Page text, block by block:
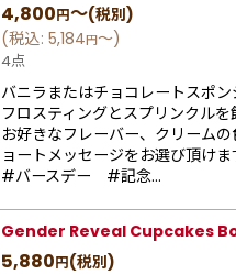
4,800円～(税別)
(税込: 5,184円～)
4点
バニラまたはチョコレートスポ
フロスティングとスプリンクルを
お好きなフレーバー、クリーム
ョートメッセージをお選び頂け
#バースデー #記念…
Gender Reveal Cupcakes Box
5,880円(税別)